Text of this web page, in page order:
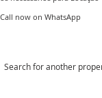
Call now on WhatsApp
Search for another